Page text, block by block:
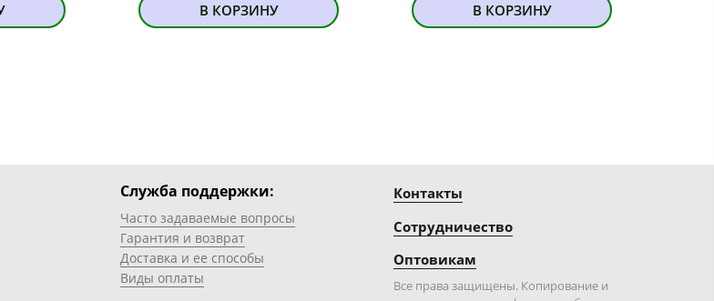
В КОРЗИНУ В КОРЗИНУ
Служба поддержки:
Часто задаваемые вопросы
Гарантия и возврат
Доставка и ее способы
Виды оплаты
Контакты
Сотрудничество
Оптовикам
Все права защищены. Копирование и